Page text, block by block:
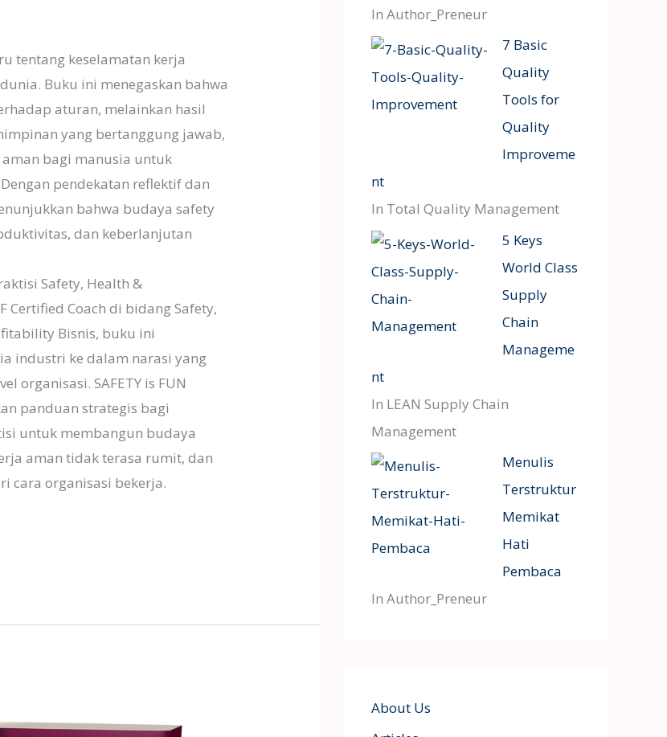
tentang keselamatan kerja
Buku ini menegaskan bahwa
aturan, melainkan hasil
yang bertanggung jawab,
bagi manusia untuk
pendekatan reflektif dan
bahwa budaya safety
dan keberlanjutan
Safety, Health &
Certified Coach di bidang Safety,
Bisnis, buku ini
industri ke dalam narasi yang
organisasi. SAFETY is FUN
panduan strategis bagi
untuk membangun budaya
aman tidak terasa rumit, dan
cara organisasi bekerja.
In Author_Preneur
7 Basic
Quality
Tools for
Quality
Improveme
nt
In Total Quality Management
5 Keys
World Class
Supply
Chain
Manageme
nt
In LEAN Supply Chain
Management
Menulis
Terstruktur
Memikat
Hati
Pembaca
In Author_Preneur
About Us